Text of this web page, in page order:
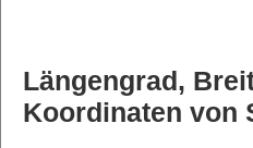
Längengrad,
Koordinaten von